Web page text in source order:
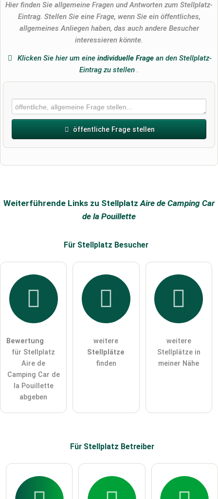
Hier finden Sie allgemeine Fragen und Antworten zum Stellplatz-
Eintrag. Stellen Sie eine Frage, wenn Sie ein öffentliches,
allgemeines Anliegen haben, das auch andere Besucher
interessieren könnte.
Klicken Sie hier um eineindividuelle Frage an den Stellplatz-
Eintrag zu stellen .
öffentliche Frage stellen
Hiermit akzeptiere ich die .
Die Datenschutzerklärunghabe ich zur Kenntnis genommen.
öffentliche Frage stellen
Bitte beachten Sie, öffentliche Fragen sind
Besucher sichtbar
Klicken Sie hier um eine
Stellplatz-Eintrag zu stellen
Weiterführende Links zu StellplatzAire de Camping Car
de la Pouillette
Für Stellplatz Besucher
Bewertung
für Stellplatz
Aire de
Camping Car de
la Pouillette
abgeben
weitere
Stellplätze
finden
weitere
Stellplätze in
meiner Nähe
Für Stellplatz Betreiber